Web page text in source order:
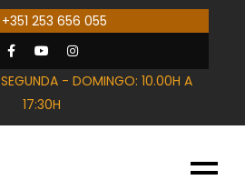
+351 253 656 055
SEGUNDA - DOMINGO: 10.00H A
17:30H